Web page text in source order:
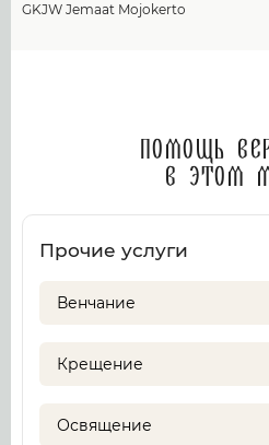
GKJW Jemaat Mojokerto
Помощь
в этом
Прочие услуги
Венчание
Крещение
Освящение